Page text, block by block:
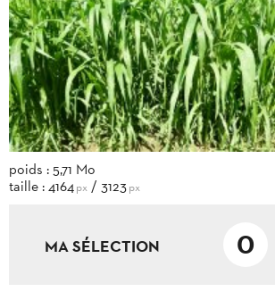
poids : 5,71 Mo
taille : 4164px / 3123px
MA SÉLECTION 0